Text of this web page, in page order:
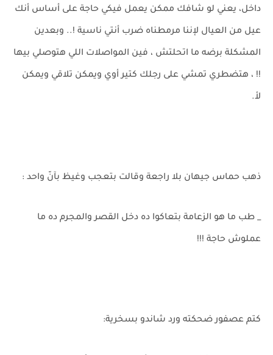
داخل، يعني لو شافك ممكن يعمل فيكي حاجة على أساس أنك
عيل من العيال لإننا مرمطناه ضرب أنتي ناسية !.. وبعدين
المشكلة برضه ما اتحلتش ، فين المواصلات اللي هتوصلي بيها
!! ، هتضطري تمشي على رجلك كتير أوي ويمكن تلاقي ويمكن
لأ.
ذهب حماس جيهان بلا راجعة وقالت بتعجب وغيظ بآنّ واحد :
_ طب ما هو الزعامة بتعاكوا ده دخل القصر والمجرم ده ما
عملوش حاجة !!!
كتم عصفور ضحكته ورد شاندو بسخرية: